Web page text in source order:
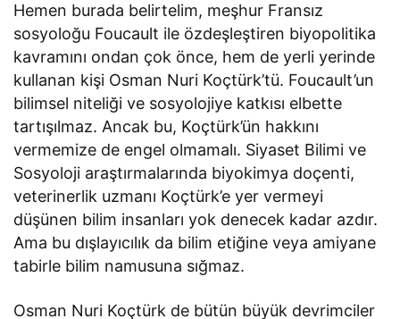
Hemen burada belirtelim, meşhur Fransız
sosyoloğu Foucault ile özdeşleştiren biyopolitika
kavramını ondan çok önce, hem de yerli yerinde
kullanan kişi Osman Nuri Koçtürk’tü. Foucault’un
bilimsel niteliği ve sosyolojiye katkısı elbette
tartışılmaz. Ancak bu, Koçtürk’ün hakkını
vermemize de engel olmamalı. Siyaset Bilimi ve
Sosyoloji araştırmalarında biyokimya doçenti,
veterinerlik uzmanı Koçtürk’e yer vermeyi
düşünen bilim insanları yok denecek kadar azdır.
Ama bu dışlayıcılık da bilim etiğine veya amiyane
tabirle bilim namusuna sığmaz.
Osman Nuri Koçtürk de bütün büyük devrimciler